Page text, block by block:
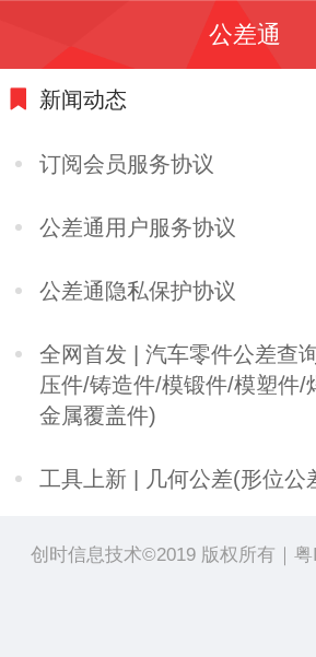
公差通
新闻动态
订阅会员服务协议
公差通用户服务协议
公差通隐私保护协议
全网首发 | 汽车零件公差查
压件/铸造件/模锻件/模塑件/
金属覆盖件)
工具上新 | 几何公差(形位公
创时信息技术©2019 版权所有｜ 粤